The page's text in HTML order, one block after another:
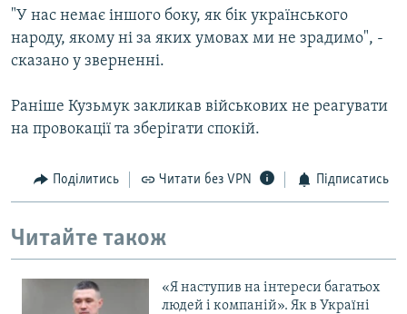
УКР
КТАТ
ДОЛУЧАЙСЯ!
Усі сайти RFE/RL
"У нас немає іншого боку, як бік українського
народу, якому ні за яких умовах ми не зрадимо", -
сказано у зверненні.
Раніше Кузьмук закликав військових не реагувати
на провокації та зберігати спокій.
Поділитись Читати без VPN Підписатись
Читайте також
«Я наступив на інтереси багатьох
людей і компаній». Як в Україні